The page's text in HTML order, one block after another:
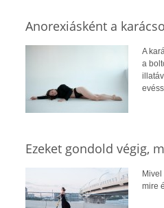
Anorexiásként a
A
a
Ezeket gondold végig,
Mivel
mire